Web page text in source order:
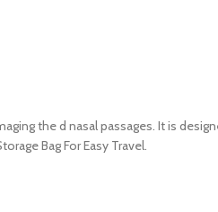
the d nasal passages. It is
Bag For Easy Travel.